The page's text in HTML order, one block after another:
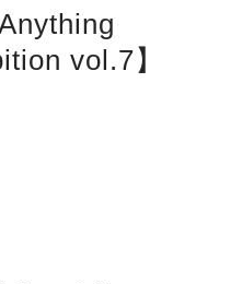
vol.7】